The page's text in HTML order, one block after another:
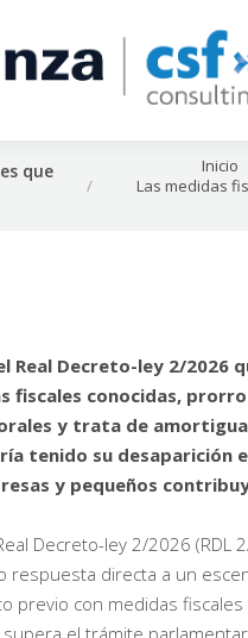
que
Inicio
Las medidas
Real Decreto-ley 2/2026
fiscales conocidas,
y trata de
tenido su desaparición
y pequeños
Decreto-ley 2/2026 (RDL
respuesta directa a un
previo con medidas fiscales
el trámite